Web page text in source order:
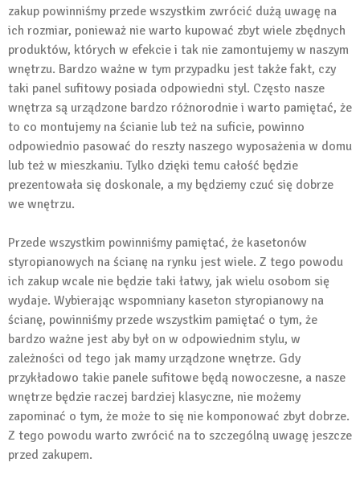
zakup powinniśmy przede wszystkim zwrócić dużą uwagę na
ich rozmiar, ponieważ nie warto kupować zbyt wiele zbędnych
produktów, których w efekcie i tak nie zamontujemy w naszym
wnętrzu. Bardzo ważne w tym przypadku jest także fakt, czy
taki panel sufitowy posiada odpowiedni styl. Często nasze
wnętrza są urządzone bardzo różnorodnie i warto pamiętać, że
to co montujemy na ścianie lub też na suficie, powinno
odpowiednio pasować do reszty naszego wyposażenia w domu
lub też w mieszkaniu. Tylko dzięki temu całość będzie
prezentowała się doskonale, a my będziemy czuć się dobrze
we wnętrzu.
Przede wszystkim powinniśmy pamiętać, że kasetonów
styropianowych na ścianę na rynku jest wiele. Z tego powodu
ich zakup wcale nie będzie taki łatwy, jak wielu osobom się
wydaje. Wybierając wspomniany kaseton styropianowy na
ścianę, powinniśmy przede wszystkim pamiętać o tym, że
bardzo ważne jest aby był on w odpowiednim stylu, w
zależności od tego jak mamy urządzone wnętrze. Gdy
przykładowo takie panele sufitowe będą nowoczesne, a nasze
wnętrze będzie raczej bardziej klasyczne, nie możemy
zapominać o tym, że może to się nie komponować zbyt dobrze.
Z tego powodu warto zwrócić na to szczególną uwagę jeszcze
przed zakupem.